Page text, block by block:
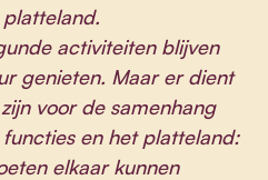
activiteiten blijven
genieten. Maar er dient
voor de samenhang
en het platteland:
elkaar kunnen